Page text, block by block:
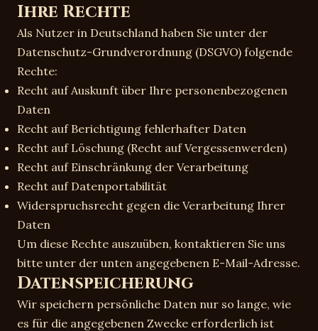
Ihre Rechte
Als Nutzer in Deutschland haben Sie unter der
Datenschutz-Grundverordnung (DSGVO) folgende
Rechte:
Recht auf Auskunft über Ihre personenbezogenen
Daten
Recht auf Berichtigung fehlerhafter Daten
Recht auf Löschung (Recht auf Vergessenwerden)
Recht auf Einschränkung der Verarbeitung
Recht auf Datenportabilität
Widerspruchsrecht gegen die Verarbeitung Ihrer
Daten
Um diese Rechte auszuüben, kontaktieren Sie uns
bitte unter der unten angegebenen E-Mail-Adresse.
Datenspeicherung
Wir speichern persönliche Daten nur so lange, wie
es für die angegebenen Zwecke erforderlich ist